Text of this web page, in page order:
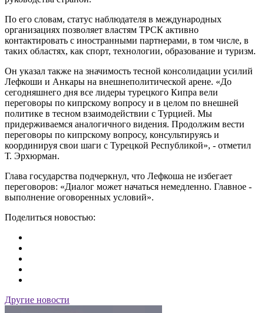
По его словам, статус наблюдателя в международных
организациях позволяет властям ТРСК активно
контактировать с иностранными партнерами, в том числе, в
таких областях, как спорт, технологии, образование и туризм.
Он указал также на значимость тесной консолидации усилий
Лефкоши и Анкары на внешнеполитической арене. «До
сегодняшнего дня все лидеры турецкого Кипра вели
переговоры по кипрскому вопросу и в целом по внешней
политике в тесном взаимодействии с Турцией. Мы
придерживаемся аналогичного видения. Продолжим вести
переговоры по кипрскому вопросу, консультируясь и
координируя свои шаги с Турецкой Республикой», - отметил
Т. Эрхюрман.
Глава государства подчеркнул, что Лефкоша не избегает
переговоров: «Диалог может начаться немедленно. Главное -
выполнение оговоренных условий».
Поделиться новостью:
Другие новости